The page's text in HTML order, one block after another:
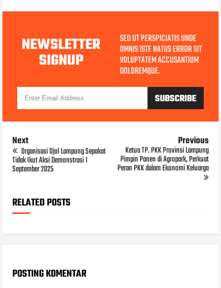
NEWSLETTER
SIGNUP
SED UT PERSPICIATIS UNDE
OMNIS ISTE NATUS ERROR SIT
VOLUPTATEM ACCUSANTIUM
DOLOREMQUE.
Next
‎Organisasi Ojol Lampung Sepakat
Tidak Ikut Aksi Demonstrasi 1
September 2025
Previous
Ketua TP. PKK Provinsi Lampung
Pimpin Panen di Agropark, Perkuat
Peran PKK dalam Ekonomi Keluarga
RELATED POSTS
POSTING KOMENTAR